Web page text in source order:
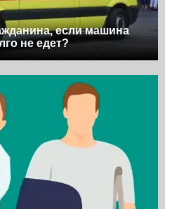
если машина
не едет?